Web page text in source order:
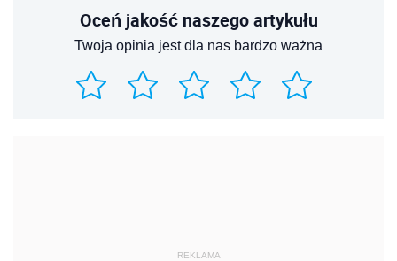
Oceń jakość naszego artykułu
Twoja opinia jest dla nas bardzo ważna
REKLAMA